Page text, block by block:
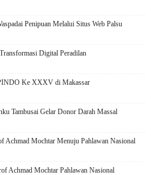
Penipuan Melalui Situs Web Palsu
Digital Peradilan
Ke XXXV di Makassar
Tambusai Gelar Donor Darah Massal
Achmad Mochtar Menuju Pahlawan Nasional
Achmad Mochtar Pahlawan Nasional